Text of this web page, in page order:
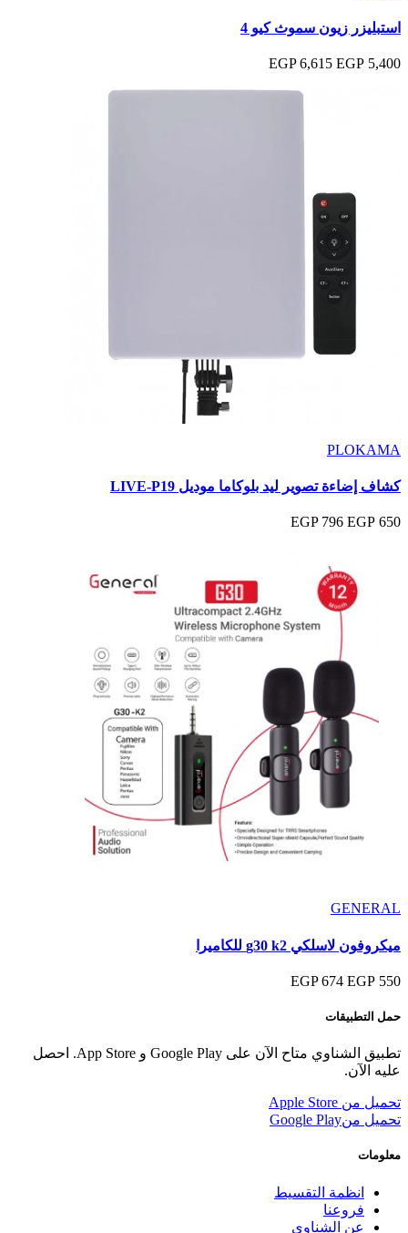
استبليزر زيون سموث كيو 4
5,400 EGP
6,615 EGP
PLOKAMA
كشاف إضاءة تصوير ليد بلوكاما موديل LIVE-P19
650 EGP
796 EGP
GENERAL
ميكروفون لاسلكي g30 k2 للكاميرا
550 EGP
674 EGP
حمل التطبيقات
تطبيق الشناوي متاح الآن على Google Play و App Store. احصل
عليه الآن.
تحميل من Apple Store
تحميل منGoogle Play
معلومات
انظمة التقسيط
فروعنا
عن الشناوى